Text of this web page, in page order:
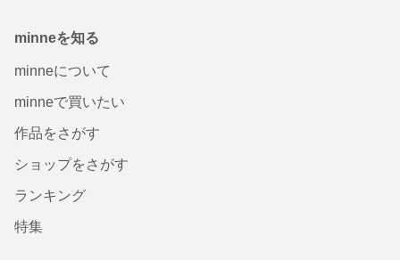
minneを知る
minneについて
minneで買いたい
作品をさがす
ショップをさがす
ランキング
特集